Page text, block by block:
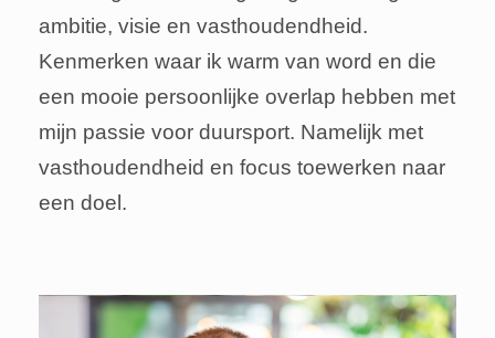
ambitie, visie en vasthoudendheid.
Kenmerken waar ik warm van word en die
een mooie persoonlijke overlap hebben met
mijn passie voor duursport. Namelijk met
vasthoudendheid en focus toewerken naar
een doel.